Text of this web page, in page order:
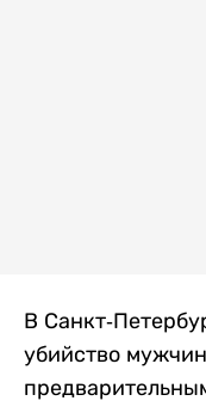
В Санкт-
убийство